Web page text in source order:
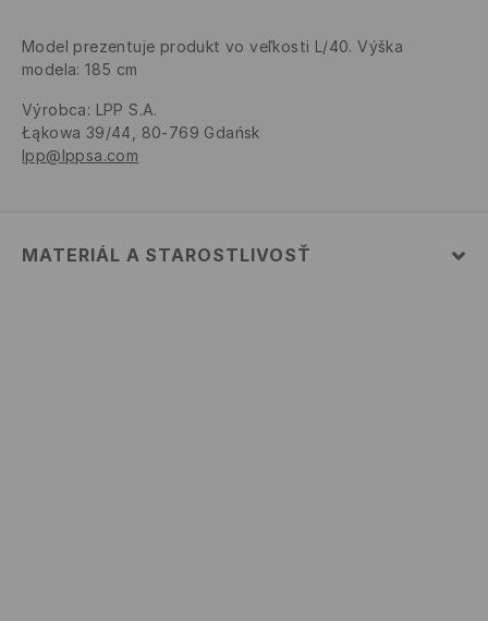
Model prezentuje produkt vo veľkosti L/40. Výška
modela: 185 cm
Výrobca: LPP S.A.
Łąkowa 39/44, 80-769 Gdańsk
lpp@lppsa.com
MATERIÁL A STAROSTLIVOSŤ